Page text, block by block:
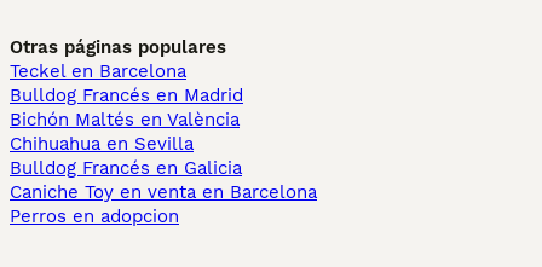
Otras páginas populares
Teckel en Barcelona
Bulldog Francés en Madrid
Bichón Maltés en València
Chihuahua en Sevilla
Bulldog Francés en Galicia
Caniche Toy en venta en Barcelona
Perros en adopcion